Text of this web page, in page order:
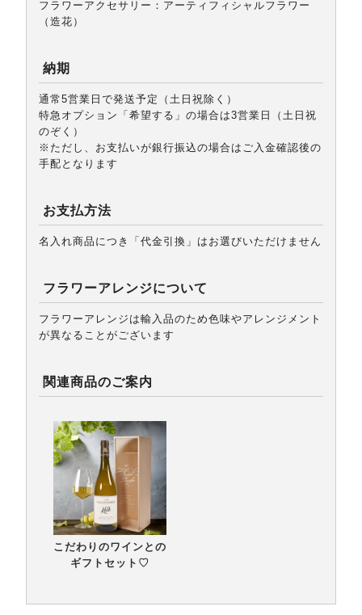
フラワーアクセサリー：アーティフィシャルフラワー
（造花）
納期
通常5営業日で発送予定（土日祝除く）
特急オプション「希望する」の場合は3営業日（土日祝
のぞく）
※ただし、お支払いが銀行振込の場合はご入金確認後の
手配となります
お支払方法
名入れ商品につき「代金引換」はお選びいただけません
フラワーアレンジについて
フラワーアレンジは輸入品のため色味やアレンジメント
が異なることがございます
関連商品のご案内
こだわりのワインとの
ギフトセット♡